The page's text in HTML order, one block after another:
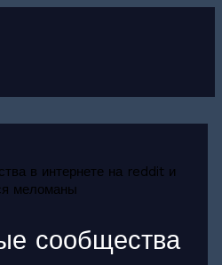
в интернете на reddit и
меломаны
сообщества